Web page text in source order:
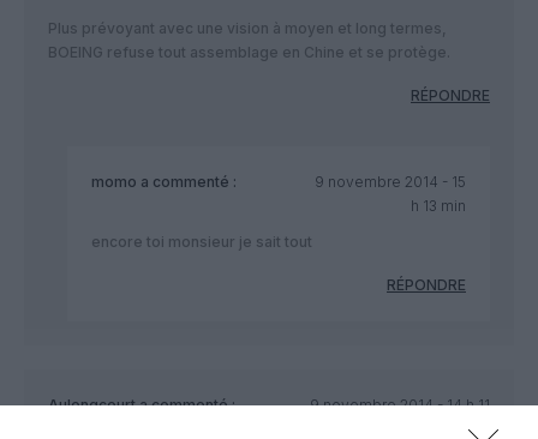
Plus prévoyant avec une vision à moyen et long termes,
BOEING refuse tout assemblage en Chine et se protège.
RÉPONDRE
momo a commenté :
9 novembre 2014 - 15
h 13 min
encore toi monsieur je sait tout
RÉPONDRE
Aulongcourta commenté :
9 novembre 2014 - 14 h 11
min